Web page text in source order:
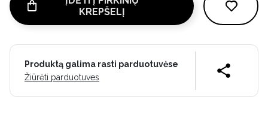
KREPŠELĮ
Produktą galima rasti parduotuvėse
Žiūrėti parduotuves